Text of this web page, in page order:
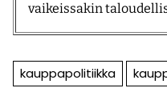
vaikeissakin
kauppapolitiikka